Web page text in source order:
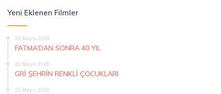
Yeni Eklenen Filmler
23 Mayıs 2026
FATMA’DAN SONRA 40 YIL
22 Mayıs 2026
GRİ ŞEHRİN RENKLİ ÇOCUKLARI
22 Mayıs 2026